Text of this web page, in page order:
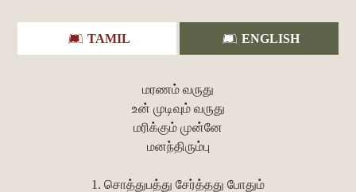
TAMIL ENGLISH
மரணம் வருது
உன் முடிவும் வருது
மரிக்கும் முன்னே
மனந்திரும்பு
1. சொத்துபத்து சேர்த்தது போதும்